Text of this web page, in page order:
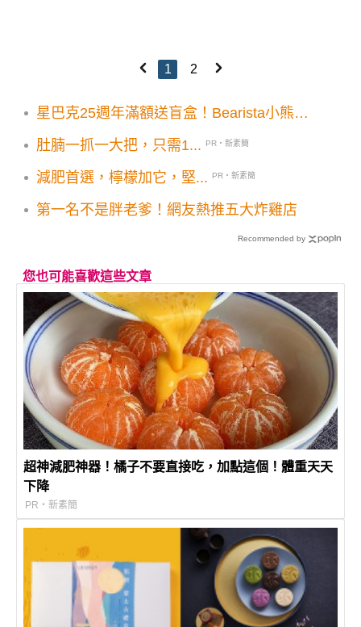
1 2
星巴克25週年滿額送盲盒！Bearista小熊杯
肚腩一抓一大把，只需1...
PR・新素簡
減肥首選，檸檬加它，堅... PR・新素簡
第一名不是胖老爹！網友熱推五大炸雞店
Recommended by
您也可能喜歡這些文章
超神減肥神器！橘子不要直接吃，加點這個！體重天天
下降
PR・新素簡